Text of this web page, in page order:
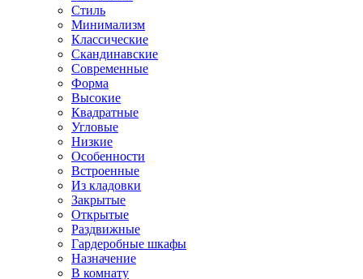
Стиль
Минимализм
Классические
Скандинавские
Современные
Форма
Высокие
Квадратные
Угловые
Низкие
Особенности
Встроенные
Из кладовки
Закрытые
Открытые
Раздвижные
Гардеробные шкафы
Назначение
В комнату